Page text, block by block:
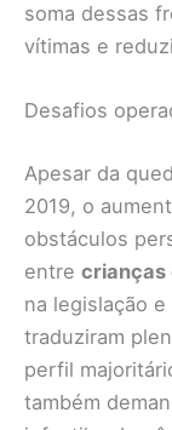
soma dessas
vítimas e
Desafios
Apesar da
2019, o
obstáculos
entre crianças
na legislação
traduziram
perfil
também